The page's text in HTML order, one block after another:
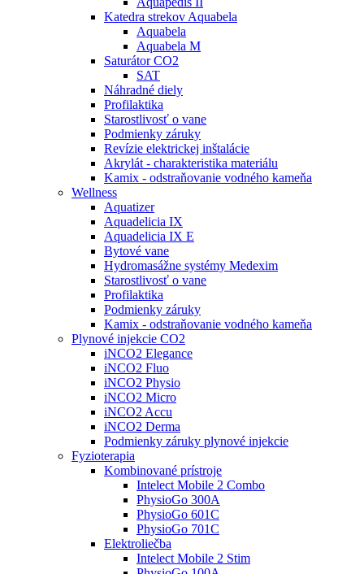
Katedra strekov Aquabela
Aquabela
Aquabela M
Saturátor CO2
SAT
Náhradné diely
Profilaktika
Starostlivosť o vane
Podmienky záruky
Revízie elektrickej inštalácie
Akrylát - charakteristika materiálu
Kamix - odstraňovanie vodného kameňa
Wellness
Aquatizer
Aquadelicia IX
Aquadelicia IX E
Bytové vane
Hydromasážne systémy Medexim
Starostlivosť o vane
Profilaktika
Podmienky záruky
Kamix - odstraňovanie vodného kameňa
Plynové injekcie CO2
iNCO2 Elegance
iNCO2 Fluo
iNCO2 Physio
iNCO2 Micro
iNCO2 Accu
iNCO2 Derma
Podmienky záruky plynové injekcie
Fyzioterapia
Kombinované prístroje
Intelect Mobile 2 Combo
PhysioGo 300A
PhysioGo 601C
PhysioGo 701C
Elektroliečba
Intelect Mobile 2 Stim